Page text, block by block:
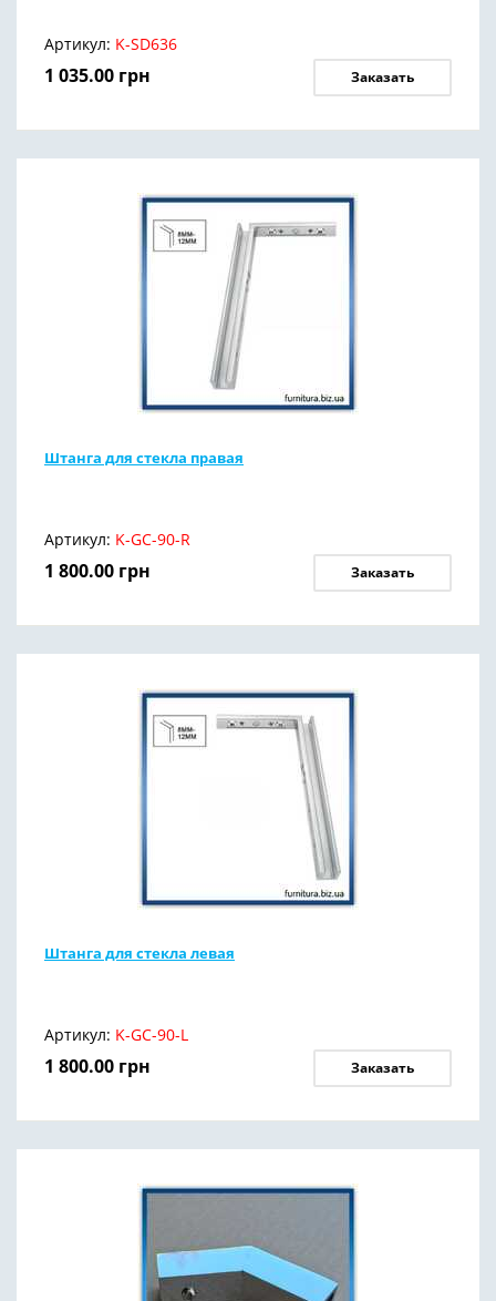
Артикул: K-SD636
1 035.00 грн Заказать
Штанга для стекла правая
Артикул: K-GC-90-R
1 800.00 грн Заказать
Штанга для стекла левая
Артикул: K-GC-90-L
1 800.00 грн Заказать